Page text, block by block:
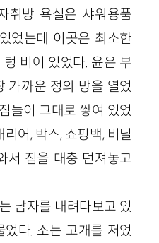
취방 욕실은 샤워용품
었는데 이곳은 최소한
비어 있었다. 윤은 부
가까운 정의 방을 열었
들이 그대로 쌓여 있었
어, 박스, 쇼핑백, 비닐
서 짐을 대충 던져놓고
남자를 내려다보고 있
다. 소는 고개를 저었